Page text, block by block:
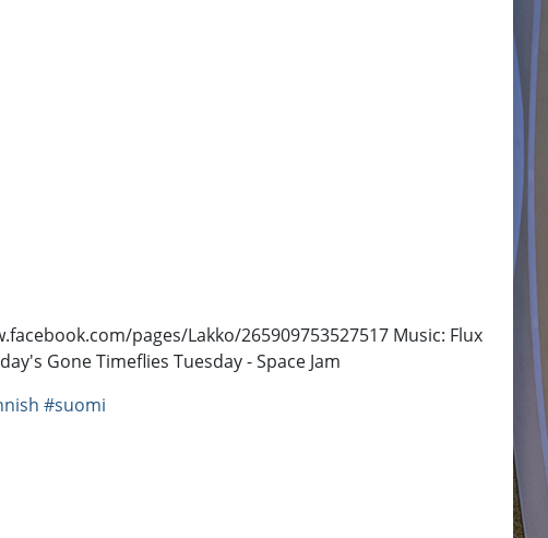
pages/Lakko/265909753527517 Music: Flux
Gone Timeflies Tuesday - Space Jam
#suomi